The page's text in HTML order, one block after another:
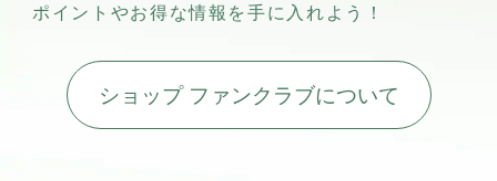
ポイントやお得な情報を手に入れよう！
ショップ ファンクラブについて